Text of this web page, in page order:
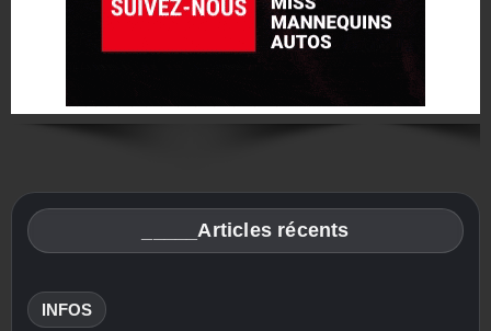
_____Articles récents
INFOS